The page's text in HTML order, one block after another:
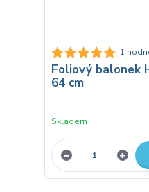
1
Foliový balonek
64 cm
Skladem